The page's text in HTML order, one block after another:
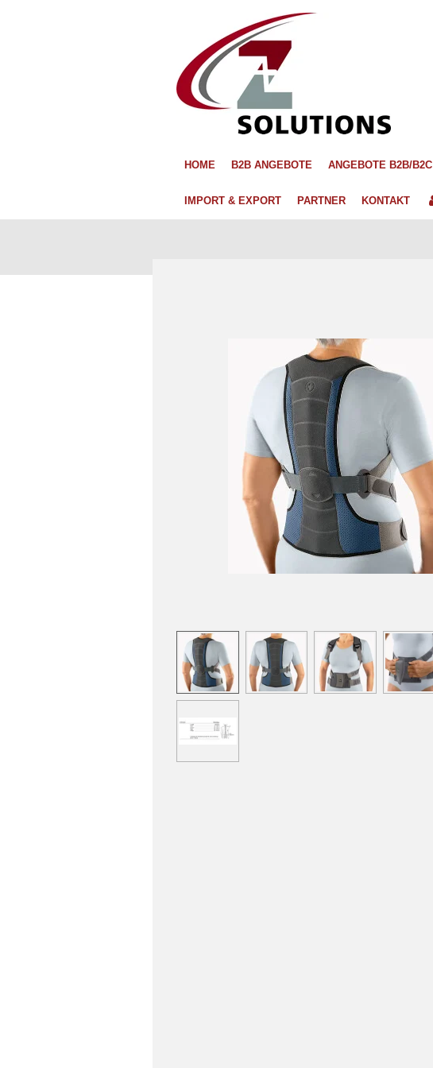
HOME B2B ANGEBOTE ANGEBOTE B2B/B2C
IMPORT & EXPORT PARTNER KONTAKT